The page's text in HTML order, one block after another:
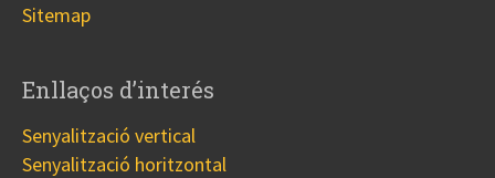
Sitemap
Enllaços d’interés
Senyalització vertical
Senyalització horitzontal